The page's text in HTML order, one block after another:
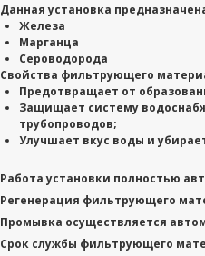
Данная установка
Железа
Марганца
Сероводорода
Свойства фильтрующего
Предотвращает от
Защищает систему
трубопроводов;
Улучшает вкус воды и
Работа установки полностью
Регенерация фильтрующего
Промывка осуществляется
Срок службы фильтрующего